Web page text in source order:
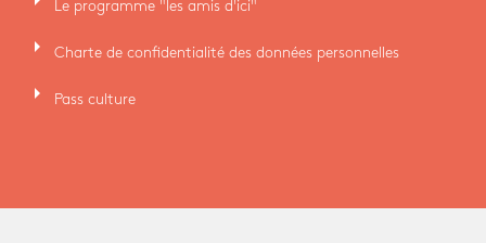
Le programme "les amis d'ici"
arrow_right Charte de confidentialité des données personnelles
arrow_right Pass culture